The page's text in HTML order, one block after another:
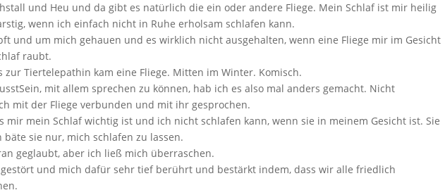
und Heu und da gibt es natürlich die ein oder andere Fliege. Mein Schlaf ist mir heilig
wenn ich einfach nicht in Ruhe erholsam schlafen kann.
und um mich gehauen und es wirklich nicht ausgehalten, wenn eine Fliege mir im Gesicht
raubt.
zur Tiertelepathin kam eine Fliege. Mitten im Winter. Komisch.
mit allem sprechen zu können, hab ich es also mal anders gemacht. Nicht
mit der Fliege verbunden und mit ihr gesprochen.
mir mein Schlaf wichtig ist und ich nicht schlafen kann, wenn sie in meinem Gesicht ist. Sie
bäte sie nur, mich schlafen zu lassen.
geglaubt, aber ich ließ mich überraschen.
und mich dafür sehr tief berührt und bestärkt indem, dass wir alle friedlich